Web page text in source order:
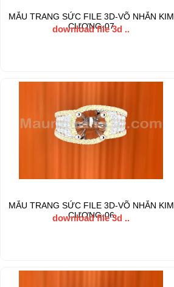
MẪU TRANG SỨC FILE 3D-VÕ NHẪN KIM
CƯƠNG-07
download file 3d ..
MẪU TRANG SỨC FILE 3D-VÕ NHẪN KIM
CƯƠNG-06
download file 3d ..